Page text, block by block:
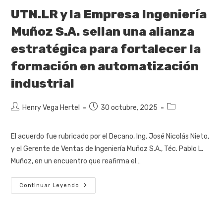
UTN.LR y la Empresa Ingeniería
Muñoz S.A. sellan una alianza
estratégica para fortalecer la
formación en automatización
industrial
Henry Vega Hertel 30 octubre, 2025
El acuerdo fue rubricado por el Decano, Ing. José Nicolás Nieto,
y el Gerente de Ventas de Ingeniería Muñoz S.A., Téc. Pablo L.
Muñoz, en un encuentro que reafirma el…
Continuar Leyendo